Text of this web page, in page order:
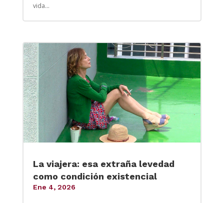
vida...
La viajera: esa extraña levedad
como condición existencial
Ene 4, 2026